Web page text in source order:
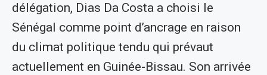
délégation, Dias Da Costa a choisi le
Sénégal comme point d’ancrage en raison
du climat politique tendu qui prévaut
actuellement en Guinée-Bissau. Son arrivée